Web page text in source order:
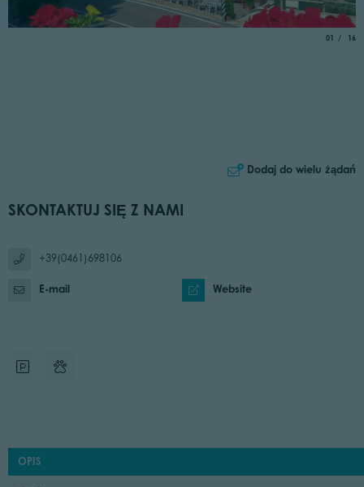
01 of
16
Dodaj do wielu żądań
SKONTAKTUJ SIĘ Z NAMI
+39(0461)698106
E-mail Website
OPIS